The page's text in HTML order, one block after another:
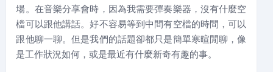
場。在音樂分享會時，因為我需要彈奏樂器，沒有什麼空
檔可以跟他講話。好不容易等到中間有空檔的時間，可以
跟他聊一聊。但是我們的話題卻都只是簡單寒暄閒聊，像
是工作狀況如何，或是最近有什麼新奇有趣的事。